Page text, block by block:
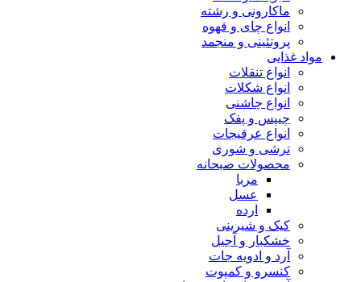
ماکارونی و رشته
انواع چای و قهوه
پروتئینی و منجمد
مواد غذایی
انواع تنقلات
انواع شکلات
انواع چاشنی
چیپس و پفک
انواع عرقیجات
ترشی و شوری
محصولات صبحانه
مربا
عسل
ارده
کیک و شیرینی
خشکبار و آجیل
آرد و ادویه جات
کنسرو و کمپوت